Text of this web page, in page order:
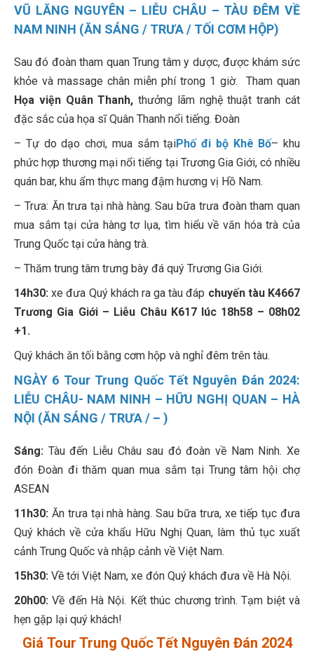
VŨ LĂNG NGUYÊN – LIỄU CHÂU – TÀU ĐÊM VỀ
NAM NINH (ĂN SÁNG / TRƯA / TỐI CƠM HỘP)
Sau đó đoàn tham quan Trung tâm y dược, được khám sức
khỏe và massage chân miễn phí trong 1 giờ. Tham quan
Họa viện Quân Thanh, thưởng lãm nghệ thuật tranh cát
đặc sắc của họa sĩ Quân Thanh nổi tiếng. Đoàn
– Tự do dạo chơi, mua sắm tạiPhố đi bộ Khê Bố– khu
phức hợp thương mại nổi tiếng tại Trương Gia Giới, có nhiều
quán bar, khu ẩm thực mang đậm hương vị Hồ Nam.
– Trưa: Ăn trưa tại nhà hàng. Sau bữa trưa đoàn tham quan
mua sắm tại cửa hàng tơ lụa, tìm hiểu về văn hóa trà của
Trung Quốc tại cửa hàng trà.
– Thăm trung tâm trưng bày đá quý Trương Gia Giới.
14h30:xe đưa Quý khách ra ga tàu đáp chuyến tàu K4667
Trương Gia Giới – Liễu Châu K617 lúc 18h58 – 08h02
+1.
Quý khách ăn tối bằng cơm hộp và nghỉ đêm trên tàu.
NGÀY 6 Tour Trung Quốc Tết Nguyên Đán 2024:
LIỄU CHÂU- NAM NINH – HỮU NGHỊ QUAN – HÀ
NỘI (ĂN SÁNG / TRƯA / – )
Sáng: Tàu đến Liễu Châu sau đó đoàn về Nam Ninh. Xe
đón Đoàn đi thăm quan mua sắm tại Trung tâm hội chợ
ASEAN
11h30: Ăn trưa tại nhà hàng. Sau bữa trưa, xe tiếp tục đưa
Quý khách về cửa khẩu Hữu Nghị Quan, làm thủ tục xuất
cảnh Trung Quốc và nhập cảnh về Việt Nam.
15h30: Về tới Việt Nam, xe đón Quý khách đưa về Hà Nội.
20h00: Về đến Hà Nội. Kết thúc chương trình. Tạm biệt và
hẹn gặp lại quý khách!
Giá Tour Trung Quốc Tết Nguyên Đán 2024